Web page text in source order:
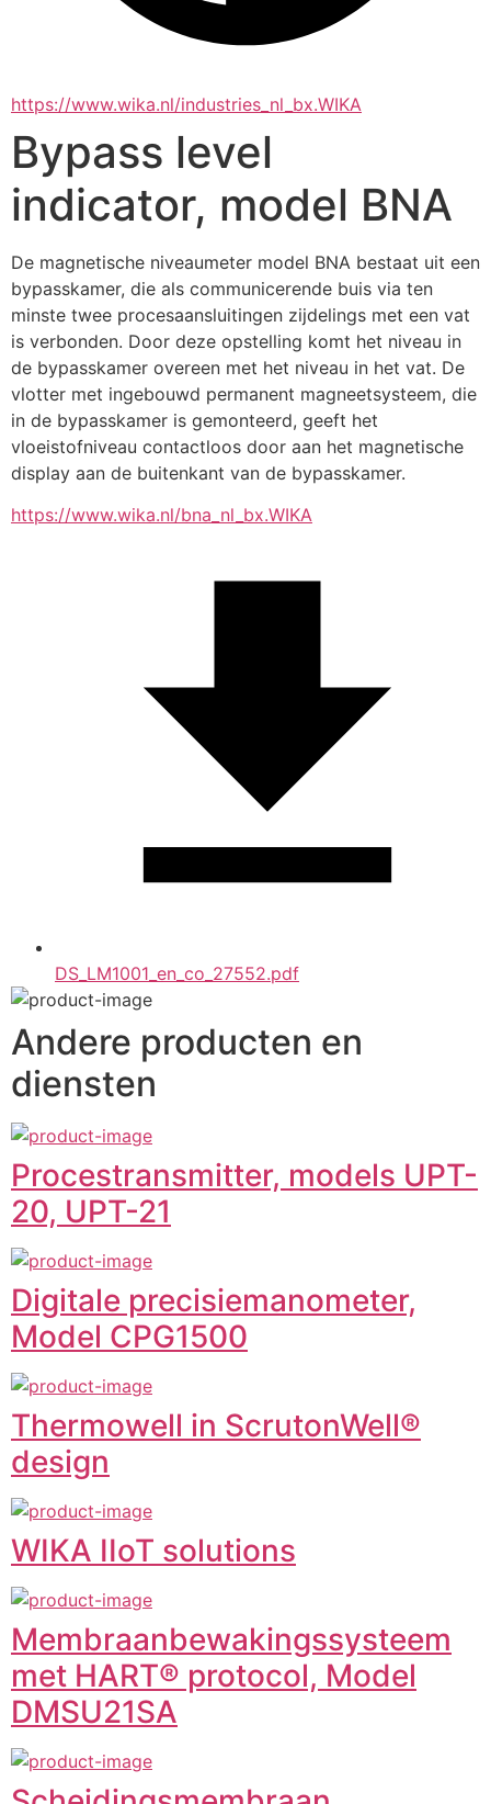
https://www.wika.nl/industries_nl_bx.WIKA
Bypass level
indicator, model BNA
De magnetische niveaumeter model BNA bestaat uit een
bypasskamer, die als communicerende buis via ten
minste twee procesaansluitingen zijdelings met een vat
is verbonden. Door deze opstelling komt het niveau in
de bypasskamer overeen met het niveau in het vat. De
vlotter met ingebouwd permanent magneetsysteem, die
in de bypasskamer is gemonteerd, geeft het
vloeistofniveau contactloos door aan het magnetische
display aan de buitenkant van de bypasskamer.
https://www.wika.nl/bna_nl_bx.WIKA
DS_LM1001_en_co_27552.pdf
Andere producten en
diensten
Procestransmitter, models UPT-
20, UPT-21
Digitale precisiemanometer,
Model CPG1500
Thermowell in ScrutonWell®
design
WIKA IIoT solutions
Membraanbewakingssysteem
met HART® protocol, Model
DMSU21SA